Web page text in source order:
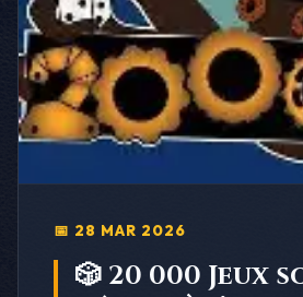
📅 28 MAR 2026
🎲 20 000 Jeux